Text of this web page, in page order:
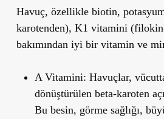
Havuç, özellikle biotin,
karotenden), K1 vitamini
bakımından iyi bir vitamin ve
A Vitamini: Havuçlar,
dönüştürülen beta-karoten
Bu besin, görme sağlığı,